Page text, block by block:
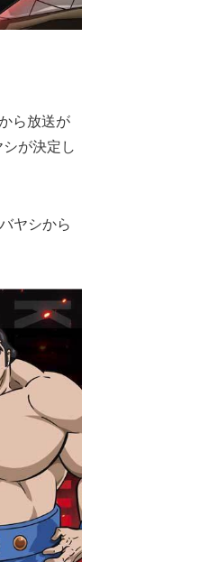
ら放送が
が決定し
ヤシから